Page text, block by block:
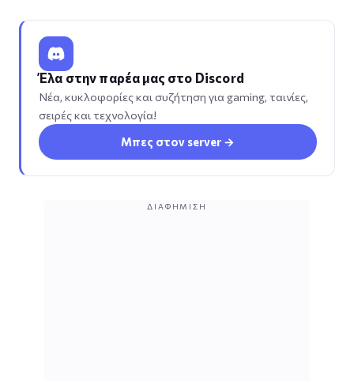
Έλα στην παρέα μας στο Discord
Νέα, κυκλοφορίες και συζήτηση για gaming, ταινίες,
σειρές και τεχνολογία!
Μπες στον server →
ΔΙΑΦΉΜΙΣΗ